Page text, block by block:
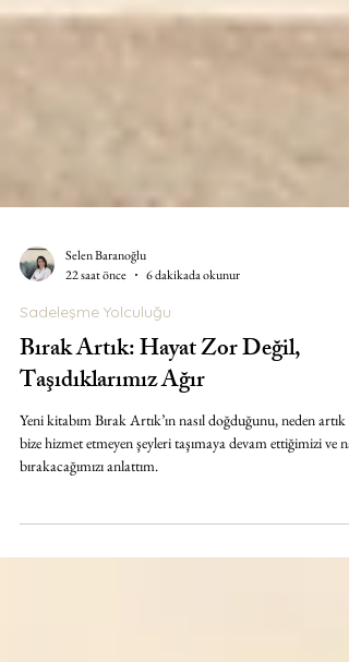
Selen Baranoğlu
22 saat önce
6 dakikada okunur
Sadeleşme Yolculuğu
Bırak Artık: Hayat Zor Değil,
Taşıdıklarımız Ağır
Yeni kitabım Bırak Artık’ın nasıl doğduğunu, neden artık